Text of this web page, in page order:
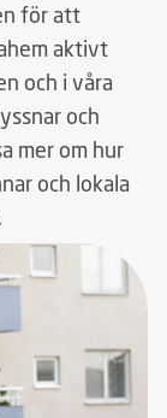
för att
aktivt
och i våra
och
mer om hur
och lokala